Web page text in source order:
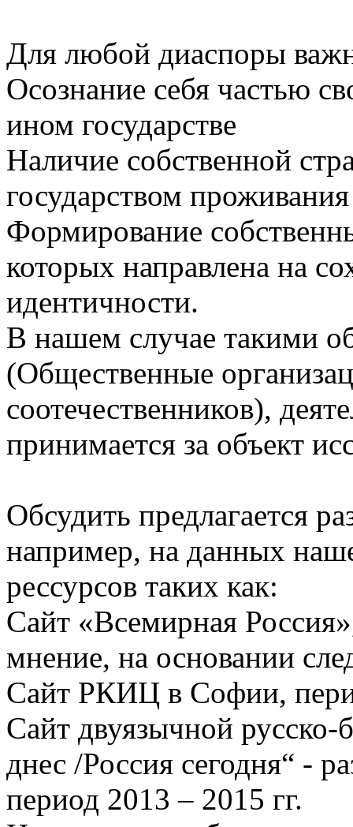
Для любой диаспоры
Осознание себя частью
ином государстве
Наличие собственной
государством
Формирование
которых направлена на
идентичности.
В нашем случае такими
(Общественные
соотечественников),
принимается за объект
Обсудить предлагается
например, на данных
рессурсов таких как:
Сайт «Всемирная
мнение, на основании
Сайт РКИЦ в Софии,
Сайт двуязычной русско-
днес /Россия сегодня“ -
период 2013 – 2015 гг.